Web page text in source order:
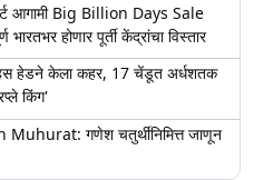
आगामी Big Billion Days Sale
होणार पूर्ती केंद्रांचा विस्तार
हेडने केला कहर, 17 चेंडूत अर्धशतक
किंग'
गणेश चतुर्थीनिमित्त जाणून